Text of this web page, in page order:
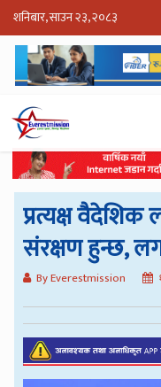
शनिबार, साउन २३, २०८३
प्रत्यक्ष वैदेशिक
संरक्षण हुन्छ,
By Everestmission